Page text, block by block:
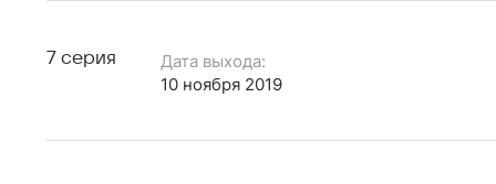
7 серия
Дата выхода:
10 ноября 2019